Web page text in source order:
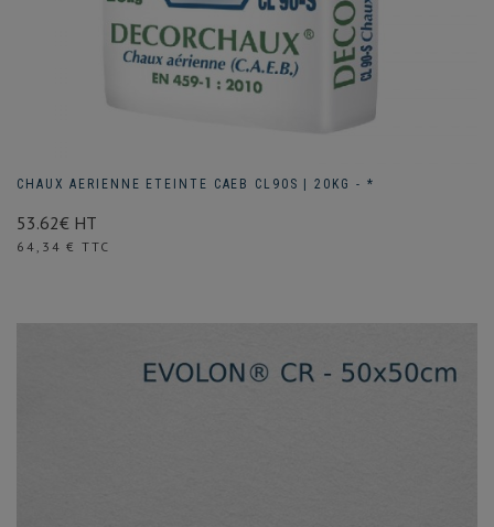
CHAUX AERIENNE ETEINTE CAEB CL90S | 20KG - *
53.62€ HT
Prix
64,34 € TTC